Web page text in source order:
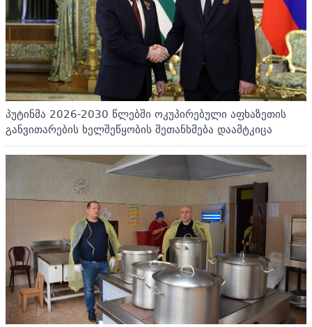
პუტინმა 2026-2030 წლებში ოკუპირებული აფხაზეთის
განვითარების ხელშეწყობის შეთანხმება დაამტკიცა